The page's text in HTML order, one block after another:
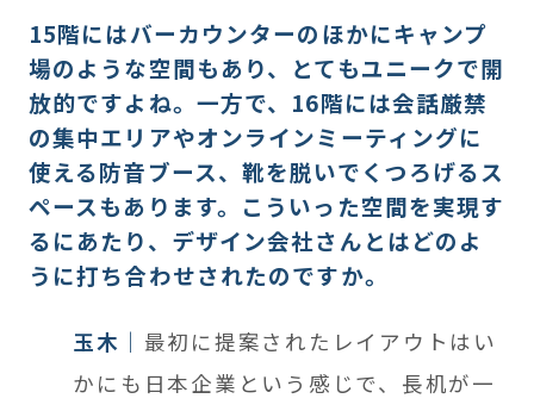
15階にはバーカウンターのほかにキャンプ
場のような空間もあり、とてもユニークで開
放的ですよね。一方で、16階には会話厳禁
の集中エリアやオンラインミーティングに
使える防音ブース、靴を脱いでくつろげるス
ペースもあります。こういった空間を実現す
るにあたり、デザイン会社さんとはどのよ
うに打ち合わせされたのですか。
玉木
最初に提案されたレイアウトはい
かにも日本企業という感じで、長机が一